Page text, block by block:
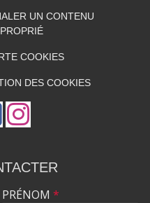
UN CONTENU
COOKIES
DES COOKIES
PRÉNOM *